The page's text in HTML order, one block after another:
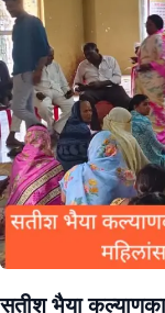
सतीश भैया